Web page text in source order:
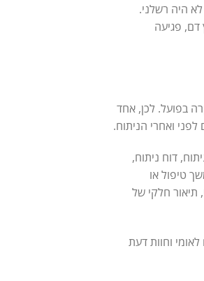
היה רשלני.
דם, פגיעה
בפועל. לכן, אחד
ואחרי הניתוח.
דוח ניתוח,
טיפול או
חלקי של
וחוות דעת